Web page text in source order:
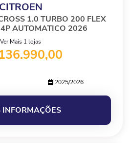
CITROEN
1.0 TURBO 200 FLEX
AUTOMATICO 2026
Ver Mais 1 lojas
2025/2026
INFORMAÇÕES